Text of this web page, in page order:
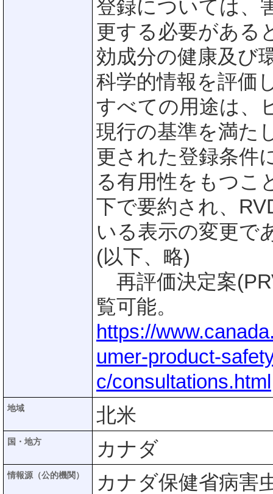
登録については、
更する必要がある
効成分の健康及び
科学的情報を評価
すべての用途は、
現行の基準を満た
更された登録条件
る有用性をもつこ
下で要約され、
いる表示の変更で
(以下、略)
再評価決定案
覧可能。
https://
umer-product-
c/consultations.html
地域 北米
国・地方 カナダ
情報源（公的機関） カナダ保健省病害